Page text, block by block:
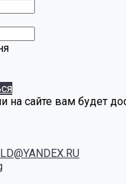
на сайте вам будет